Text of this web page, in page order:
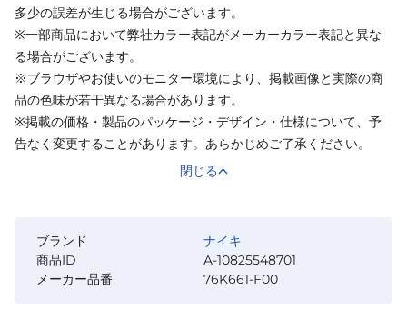
多少の誤差が生じる場合がございます。
※一部商品において弊社カラー表記がメーカーカラー表記と異な
る場合がございます。
※ブラウザやお使いのモニター環境により、掲載画像と実際の商
品の色味が若干異なる場合があります。
※掲載の価格・製品のパッケージ・デザイン・仕様について、予
告なく変更することがあります。あらかじめご了承ください。
閉じる
ブランド
ナイキ
商品ID
A-10825548701
メーカー品番
76K661-F00